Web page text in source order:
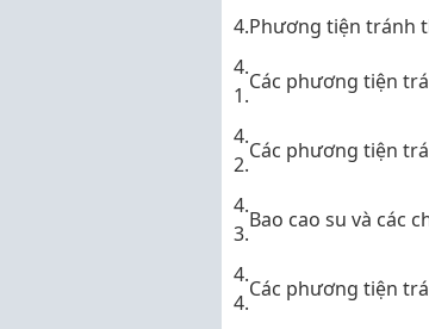
4.Phương tiện tránh
4.
1.
Các phương tiện
4.
2.
Các phương tiện
4.
3.
Bao cao su và các
4.
4.
Các phương tiện